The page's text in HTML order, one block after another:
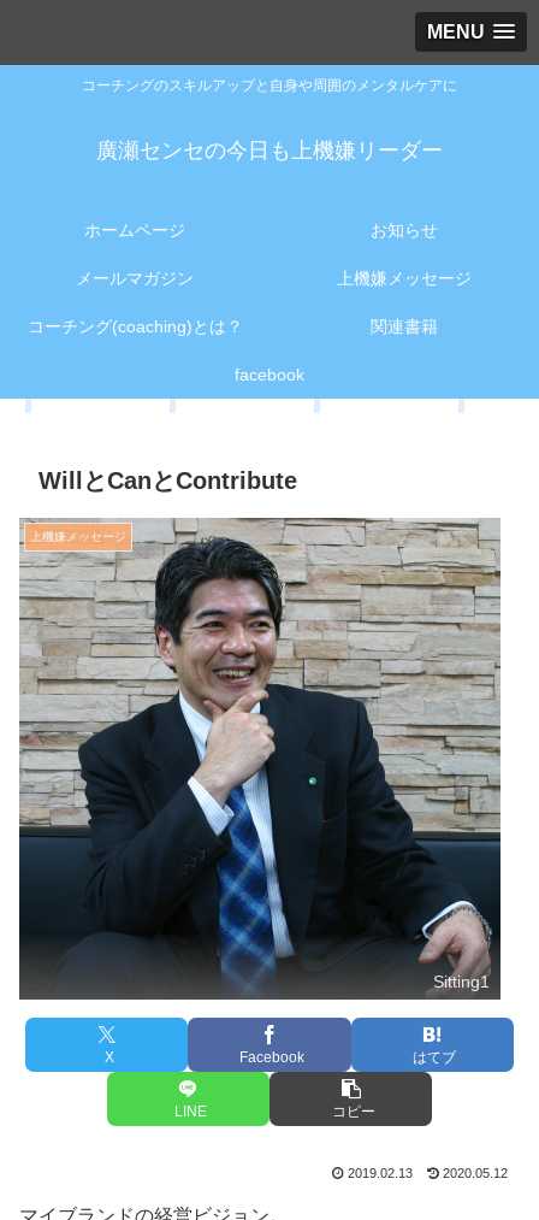
MENU
コーチングのスキルアップと自身や周囲のメンタルケアに
廣瀬センセの今日も上機嫌リーダー
ホームページ お知らせ
メールマガジン 上機嫌メッセージ
コーチング(coaching)とは？ 関連書籍
facebook
WillとCanとContribute
上機嫌メッセージ
Sitting1
X Facebook はてブ
LINE コピー
2019.02.13 2020.05.12
マイブランドの経営ビジョン。